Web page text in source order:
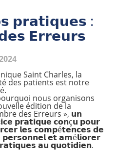
𝗽𝗿𝗮𝘁𝗶𝗾𝘂𝗲𝘀 :
𝗘𝗿𝗿𝗲𝘂𝗿𝘀
Saint Charles, la
des patients est notre
nous organisons
édition de la
des Erreurs », 𝘂𝗻
𝗽𝗿𝗮𝘁𝗶𝗾𝘂𝗲 𝗰𝗼𝗻ç𝘂 𝗽𝗼𝘂𝗿
𝗹𝗲𝘀 𝗰𝗼𝗺𝗽é𝘁𝗲𝗻𝗰𝗲𝘀 𝗱𝗲
𝗽𝗲𝗿𝘀𝗼𝗻𝗻𝗲𝗹 𝗲𝘁 𝗮𝗺é𝗹𝗶𝗼𝗿𝗲𝗿
𝗮𝘂 𝗾𝘂𝗼𝘁𝗶𝗱𝗶𝗲𝗻.